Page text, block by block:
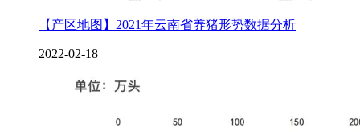
【产区地图】2021年云南省养猪形势数据分析
2022-02-18